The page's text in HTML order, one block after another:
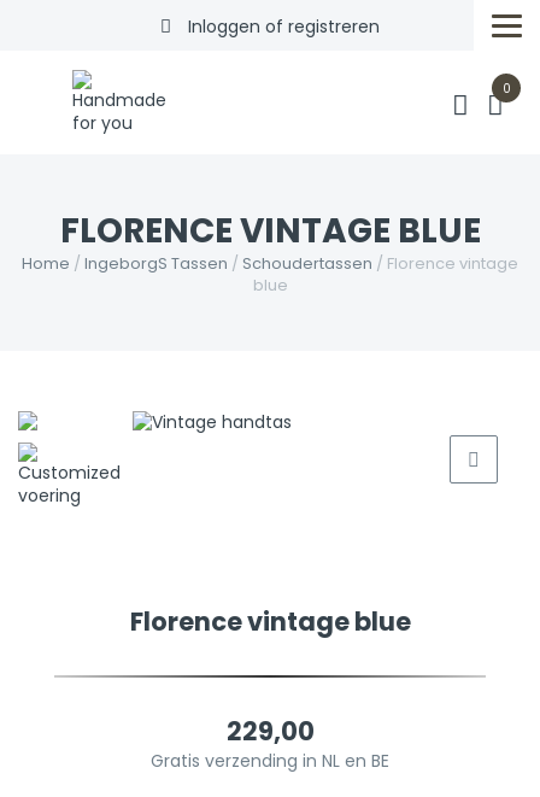
Inloggen of registreren
0
FLORENCE VINTAGE BLUE
Home / IngeborgS Tassen / Schoudertassen / Florence vintage
blue
Florence vintage blue
229,00
Gratis verzending in NL en BE